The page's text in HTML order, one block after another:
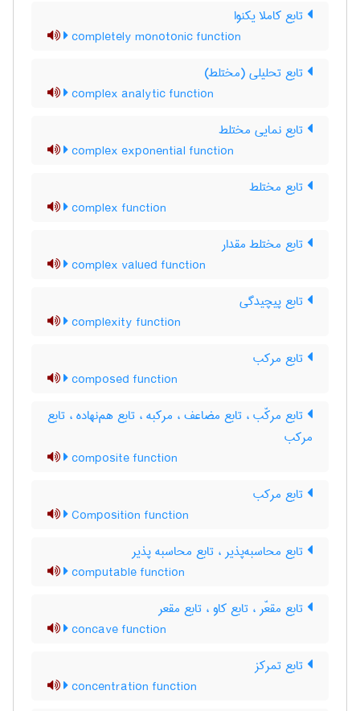
تابع کاملا یکنوا
completely monotonic function
تابع تحلیلی (مختلط)
complex analytic function
تابع نمایی مختلط
complex exponential function
تابع مختلط
complex function
تابع مختلط مقدار
complex valued function
تابع پیچیدگی
complexity function
تابع مرکب
composed function
تابع مرکّب ، تابع مضاعف ، مرکبه ، تابع هم‌نهاده ، تابع
مرکب
composite function
تابع مرکب
Composition function
تابع محاسبه‌پذیر ، تابع محاسبه پذیر
computable function
تابع مقعّر ، تابع کاو ، تابع مقعر
concave function
تابع تمرکز
concentration function